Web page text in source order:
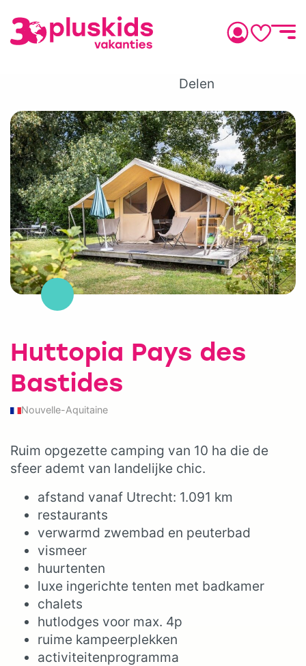
Delen
Huttopia Pays des
Bastides
Nouvelle-Aquitaine
Ruim opgezette camping van 10 ha die de
sfeer ademt van landelijke chic.
afstand vanaf Utrecht: 1.091 km
restaurants
verwarmd zwembad en peuterbad
vismeer
huurtenten
luxe ingerichte tenten met badkamer
chalets
hutlodges voor max. 4p
ruime kampeerplekken
activiteitenprogramma